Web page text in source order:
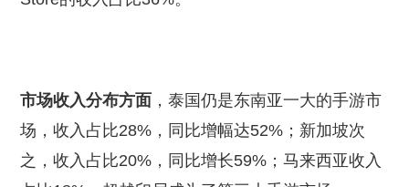
市场收入分布方面 ，泰国仍是东南亚一大的手游市
场，收入占比28%，同比增幅达52%；新加坡次
之，收入占比20%，同比增长59%；马来西亚收入